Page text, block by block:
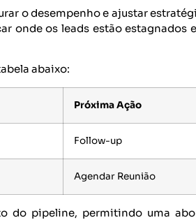
o desempenho e ajustar
onde os leads estão estagnados
abaixo:
Próxima Ação
Follow-up
Agendar Reunião
do pipeline, permitindo uma